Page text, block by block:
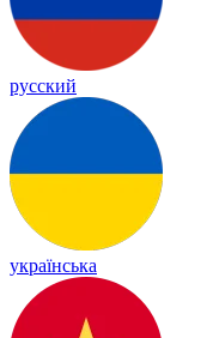
русский
українська